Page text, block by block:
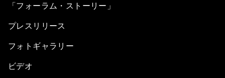
「フォーラム・ストーリー」
プレスリリース
フォトギャラリー
ビデオ